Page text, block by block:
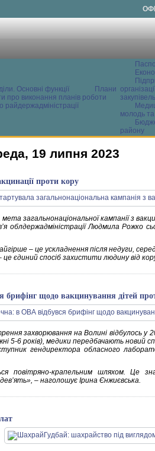
Основні функції
Плани
про виконання планів роботи
райдержадміністрації
молодь
району
19 липня 2023
проти кору
загальнонаціональної кампанії з
облдержадміністрації Людмила Рожко
– це ускладнення після недуги,
єдиний спосіб захистити людину від
брифінг щодо вакцинування дітей
захворювання на Волині відбулось у
5-6 років), медики передбачають новий
гендиректора обласного
повітряно-крапельним шляхом. Це
– наголошує Ірина Єнжиєвська.